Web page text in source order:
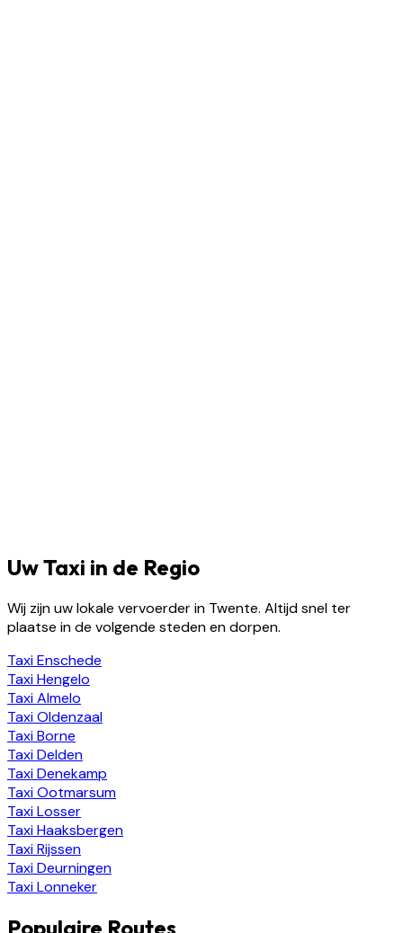
Uw Taxi in de Regio
Wij zijn uw lokale vervoerder in Twente. Altijd snel ter
plaatse in de volgende steden en dorpen.
TaxiEnschede
TaxiHengelo
TaxiAlmelo
TaxiOldenzaal
TaxiBorne
TaxiDelden
TaxiDenekamp
TaxiOotmarsum
TaxiLosser
TaxiHaaksbergen
TaxiRijssen
TaxiDeurningen
TaxiLonneker
Populaire Routes